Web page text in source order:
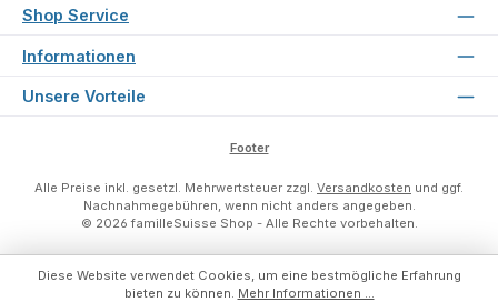
Shop Service
Informationen
Unsere Vorteile
Footer
Alle Preise inkl. gesetzl. Mehrwertsteuer zzgl. Versandkosten und ggf.
Nachnahmegebühren, wenn nicht anders angegeben.
© 2026 familleSuisse Shop - Alle Rechte vorbehalten.
Diese Website verwendet Cookies, um eine bestmögliche Erfahrung
bieten zu können. Mehr Informationen ...